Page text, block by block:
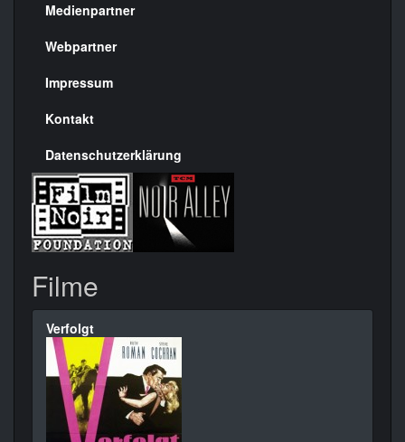
Menülinks
rechte
Seite
Medienpartner
Webpartner
Impressum
Kontakt
Datenschutzerklärung
Filme
Verfolgt